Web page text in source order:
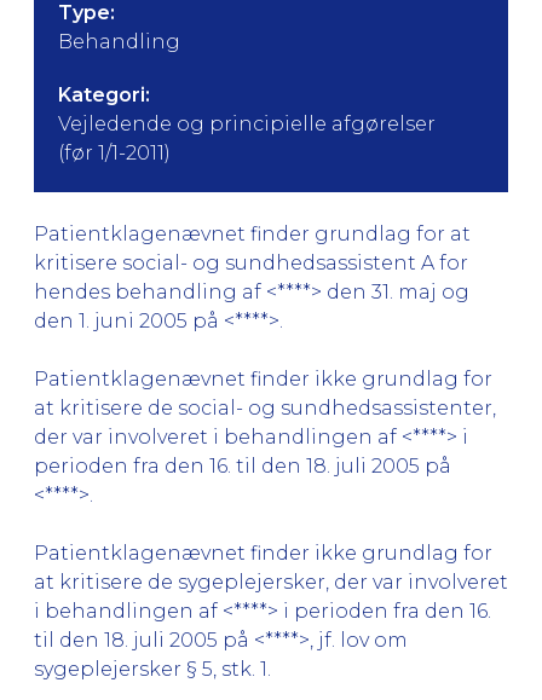
Type:
Behandling
Kategori:
Vejledende og principielle afgørelser
(før 1/1-2011)
Patientklagenævnet finder grundlag for at
kritisere social- og sundhedsassistent A for
hendes behandling af <****> den 31. maj og
den 1. juni 2005 på <****>.
Patientklagenævnet finder ikke grundlag for
at kritisere de social- og sundhedsassistenter,
der var involveret i behandlingen af <****> i
perioden fra den 16. til den 18. juli 2005 på
<****>.
Patientklagenævnet finder ikke grundlag for
at kritisere de sygeplejersker, der var involveret
i behandlingen af <****> i perioden fra den 16.
til den 18. juli 2005 på <****>, jf. lov om
sygeplejersker § 5, stk. 1.